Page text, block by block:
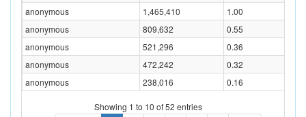
anonymous
1,465,410
1.00
anonymous
809,632
0.55
anonymous
521,296
0.36
anonymous
472,242
0.32
anonymous
238,016 0.16
Showing 1 to 10 of 52 entries